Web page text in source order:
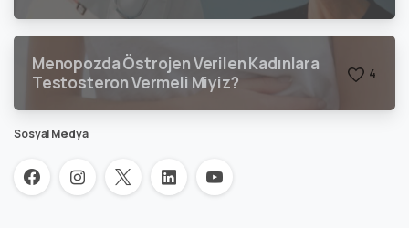
Menopozda Östrojen Verilen Kadınlara
Testosteron Vermeli Miyiz?
4
Sosyal Medya